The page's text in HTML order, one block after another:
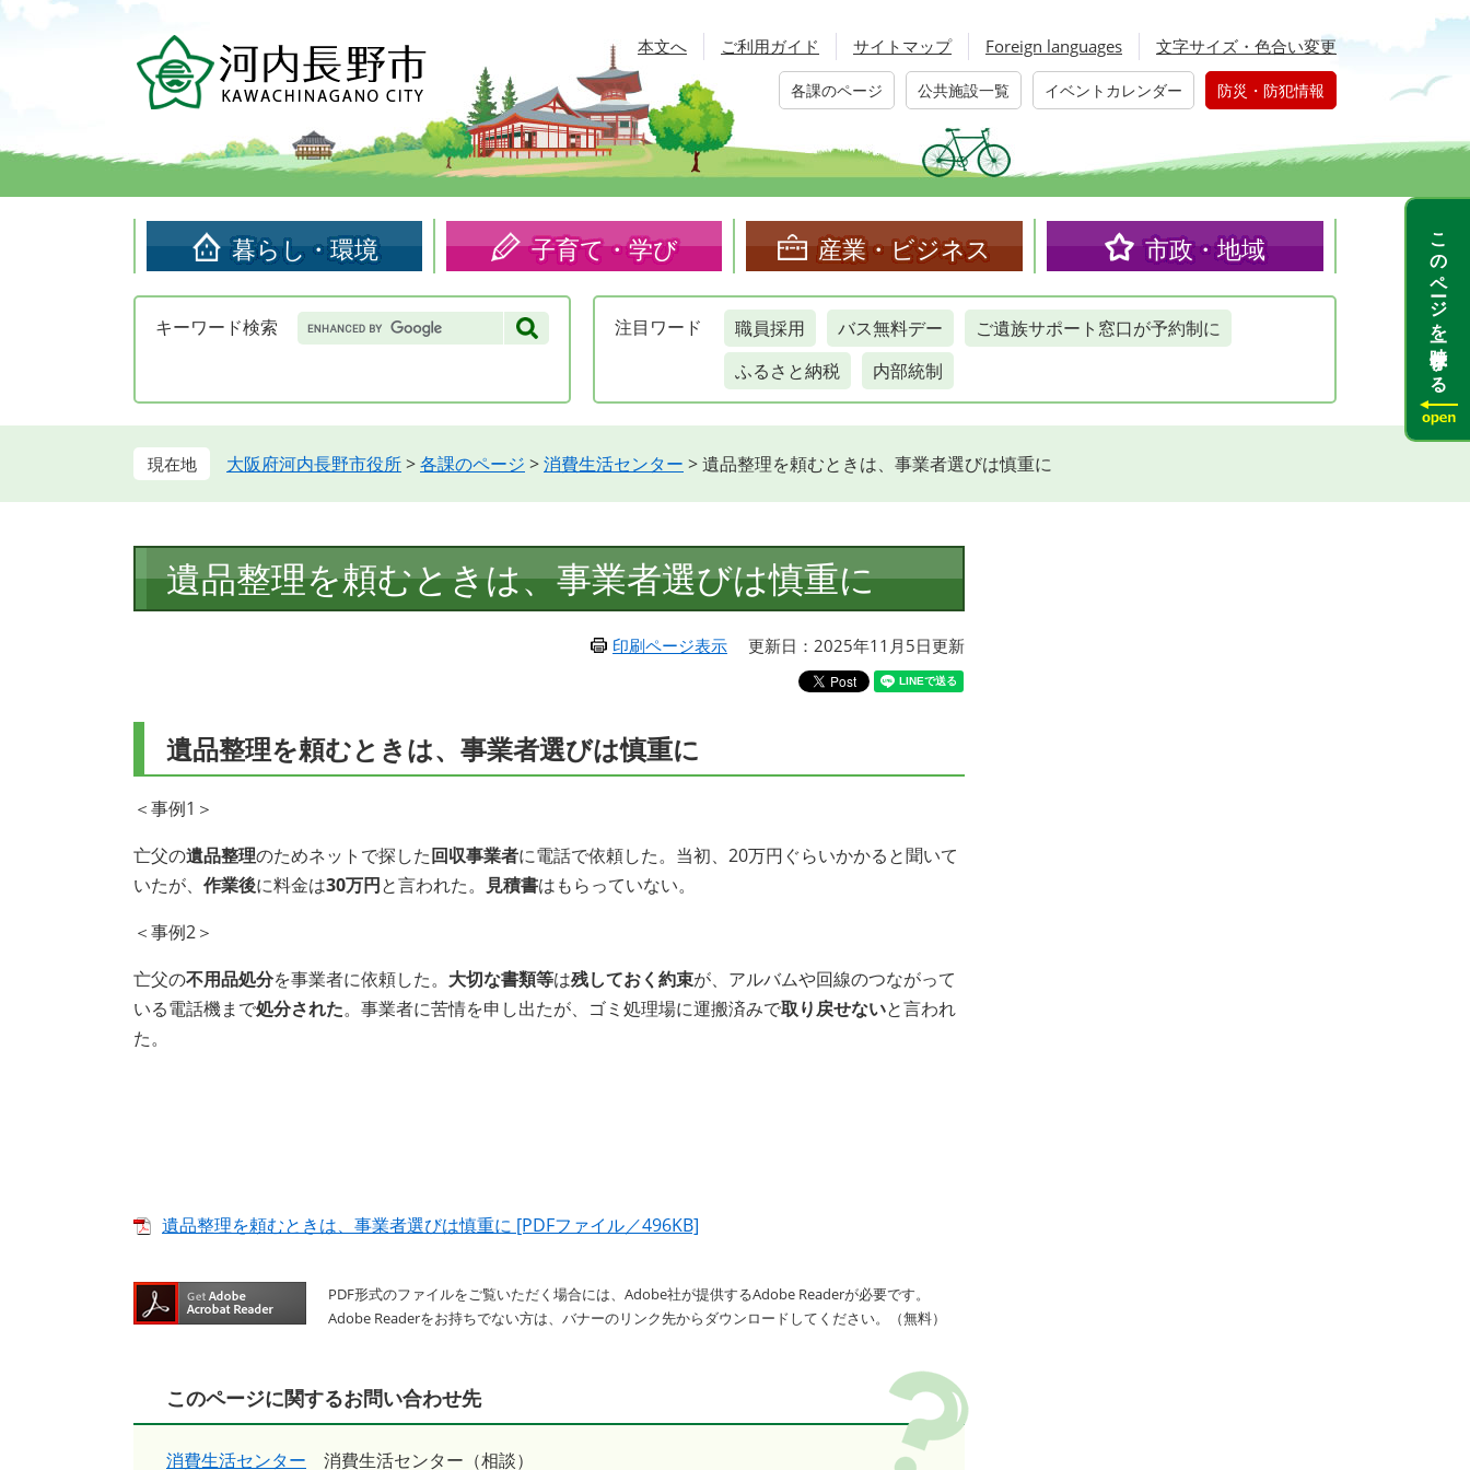
頭
す。
飛
し
本文へ ご利用ガイド サイトマップ Foreign languages 文字サイズ・色合い変更
各課のページ 公共施設一覧 イベントカレンダー 防災・防犯情報
暮らし・環境 子育て・学び 産業・ビジネス 市政・地域
キーワード検索 Google
カ
検
注目 ワード 職員採用 バス無料デー
ご遺族サポート窓口が予約制に
ふるさと納税
内部統制
大阪府河内長野市役所>各課のページ >消費生活センター >遺品整理を頼むときは、事業者選びは慎重に
文
遺品整理を頼むときは、事業者選びは慎重に
印刷ページ表示 更新日：2025年11月5日更新
遺品整理を頼むときは、事業者選びは慎重に
＜事例1＞
亡父の遺品整理のためネットで探した回収事業者に電話で依頼した。当初、20万円ぐらいかかると聞いて
いたが、 作業後に料金は30万円と言われた。 見積書はもらっていない。
＜事例2＞
亡父の不用品処分を事業者に依頼した。 大切な書類等は残しておく約束が、アルバムや回線のつながって
いる電話機まで処分された。事業者に苦情を申し出たが、ゴミ処理場に運搬済みで取り戻せないと言われ
た。
遺品整理を頼むときは、事業者選びは慎重に [PDFファイル／496KB]
PDF形式のファイルをご覧いただく場合には、Adobe社が提供するAdobe Readerが必要です。
Adobe Readerをお持ちでない方は、バナーのリンク先からダウンロードしてください。（無料）
このページに関するお問い合わせ先
消費生活センター 消費生活センター（相談）
このページを一時保存する